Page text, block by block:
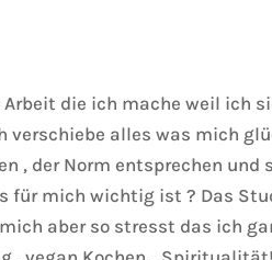
Arbeit die ich mache weil ich
verschiebe alles was mich
, der Norm entsprechen und
für mich wichtig ist ? Das
aber so stresst das ich